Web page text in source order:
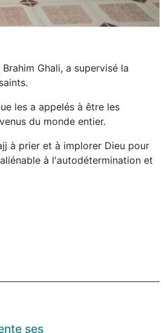
Ghali, a supervisé la
les a appelés à être les
du monde entier.
à prier et à implorer Dieu pour
à l'autodétermination et
ses